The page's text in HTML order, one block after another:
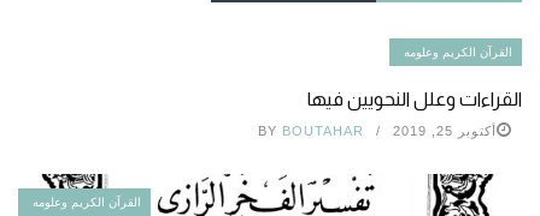
القرآن الكريم وعلومه
القراءات وعلل النحويين فيها
أكتوبر 25, 2019 BY BOUTAHAR
القرآن الكريم وعلومه